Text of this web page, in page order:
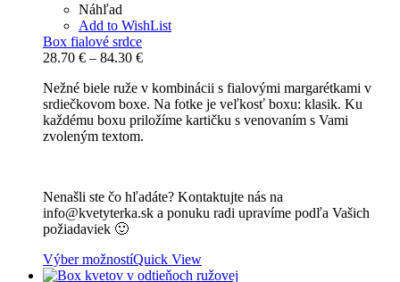
Náhľad
Add to WishList
Box fialové srdce
28.70 € – 84.30 €Price
28.70 €
through
84.30 €
Nežné biele ruže v kombinácii s fialovými margarétkami v
srdiečkovom boxe. Na fotke je veľkosť boxu: klasik. Ku
každému boxu priložíme kartičku s venovaním s Vami
zvoleným textom.
Nenašli ste čo hľadáte? Kontaktujte nás na
info@kvetyterka.sk a ponuku radi upravíme podľa Vašich
požiadaviek 🙂
Výber možnostíQuick View